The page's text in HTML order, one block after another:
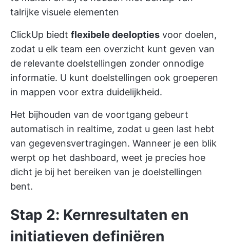
talrijke visuele elementen
ClickUp biedt flexibele deelopties voor doelen,
zodat u elk team een overzicht kunt geven van
de relevante doelstellingen zonder onnodige
informatie. U kunt doelstellingen ook groeperen
in mappen voor extra duidelijkheid.
Het bijhouden van de voortgang gebeurt
automatisch in realtime, zodat u geen last hebt
van gegevensvertragingen. Wanneer je een blik
werpt op het dashboard, weet je precies hoe
dicht je bij het bereiken van je doelstellingen
bent.
Stap 2: Kernresultaten en
initiatieven definiëren